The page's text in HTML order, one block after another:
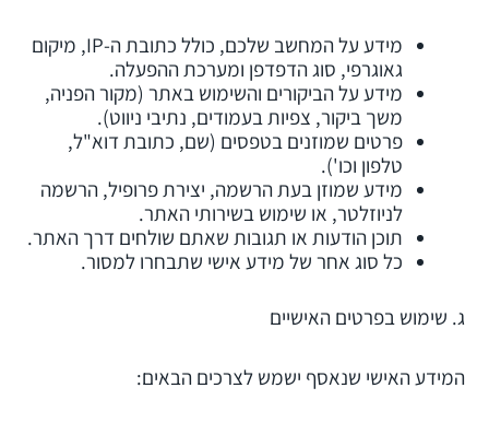
מידע על המחשב שלכם, כולל כתובת ה-IP, מיקום
גאוגרפי, סוג הדפדפן ומערכת ההפעלה.
מידע על הביקורים והשימוש באתר (מקור הפניה,
משך ביקור, צפיות בעמודים, נתיבי ניווט).
פרטים שמוזנים בטפסים (שם, כתובת דוא"ל,
טלפון וכו').
מידע שמוזן בעת הרשמה, יצירת פרופיל, הרשמה
לניוזלטר, או שימוש בשירותי האתר.
תוכן הודעות או תגובות שאתם שולחים דרך האתר.
כל סוג אחר של מידע אישי שתבחרו למסור.
ג. שימוש בפרטים האישיים
המידע האישי שנאסף ישמש לצרכים הבאים: